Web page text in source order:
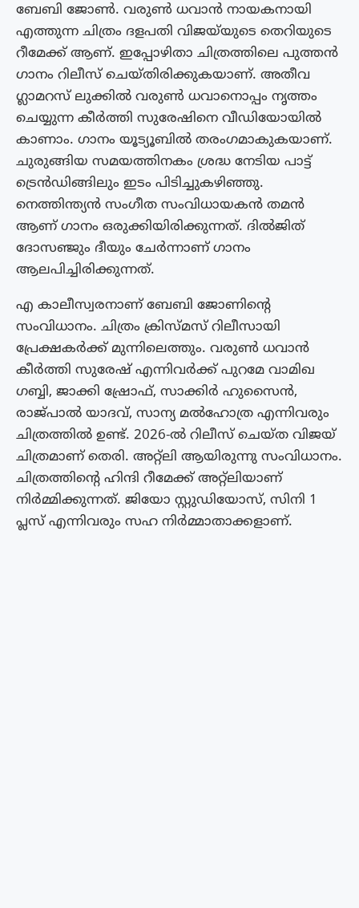
ബേബി ജോൺ. വരുണ്‍ ധവാൻ നായകനായി
എത്തുന്ന ചിത്രം ദളപതി വിജയ്‍യുടെ തെറിയുടെ
റീമേക്ക് ആണ്. ഇപ്പോഴിതാ ചിത്രത്തിലെ പുത്തന്‍
ഗാനം റിലീസ് ചെയ്തിരിക്കുകയാണ്. അതീവ
ഗ്ലാമറസ് ലുക്കിൽ വരുൺ ധവാനൊപ്പം നൃത്തം
ചെയ്യുന്ന കീർത്തി സുരേഷിനെ വീഡിയോയിൽ
കാണാം. ഗാനം യൂട്യൂബിൽ തരംഗമാകുകയാണ്.
ചുരുങ്ങിയ സമയത്തിനകം ശ്രദ്ധ നേടിയ പാട്ട്
ട്രെൻഡിങ്ങിലും ഇടം പിടിച്ചുകഴിഞ്ഞു.
നെത്തിന്ത്യന്‍ സംഗീത സംവിധായകന്‍ തമന്‍
ആണ് ഗാനം ഒരുക്കിയിരിക്കുന്നത്. ദിൽജിത്
ദോസഞ്ജും ദീയും ചേര്‍ന്നാണ് ഗാനം
ആലപിച്ചിരിക്കുന്നത്.
എ കാലീസ്വരനാണ് ബേബി ജോണിന്റെ
സംവിധാനം. ചിത്രം ക്രിസ്മസ് റിലീസായി
പ്രേക്ഷകർക്ക് മുന്നിലെത്തും. വരുണ്‍ ധവാന്‍
കീര്‍ത്തി സുരേഷ് എന്നിവര്‍ക്ക് പുറമേ വാമിഖ
ഗബ്ബി, ജാക്കി ഷ്രോഫ്, സാക്കിര്‍ ഹുസൈൻ,
രാജ്‍പാല്‍ യാദവ്, സാന്യ മല്‍ഹോത്ര എന്നിവരും
ചിത്രത്തിൽ ഉണ്ട്. 2026-ൽ റിലീസ് ചെയ്ത വിജയ്
ചിത്രമാണ് തെരി. അറ്റ്‍ലി ആയിരുന്നു സംവിധാനം.
ചിത്രത്തിന്റെ ഹിന്ദി റീമേക്ക് അറ്റ്ലിയാണ്
നിര്‍മ്മിക്കുന്നത്. ജിയോ സ്റ്റുഡിയോസ്, സിനി 1
പ്ലസ് എന്നിവരും സഹ നിര്‍മ്മാതാക്കളാണ്.